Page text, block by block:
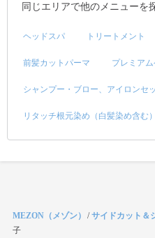
同じエリアで他のメニューを
ヘッドスパ トリートメント
前髪カットパーマ プレミア
シャンプー・ブロー、アイロンセ
リタッチ根元染め（白髪染め含む）
MEZON（メゾン） /サイドカット＆
子